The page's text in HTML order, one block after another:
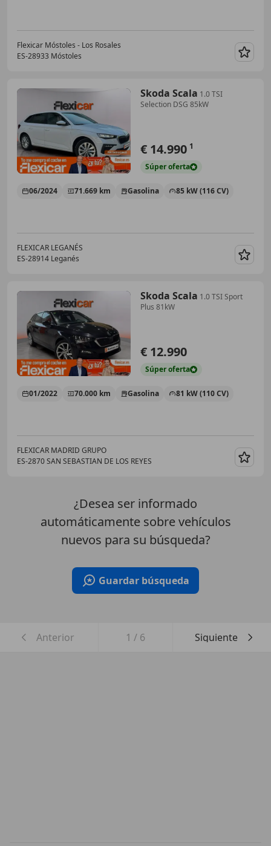
Flexicar Móstoles - Los Rosales
ES-28933 Móstoles
Skoda Scala 1.0 TSI
Selection DSG 85kW
€ 14.990 1
Súperoferta
06/2024 71.669 km Gasolina 85 kW (116 CV)
FLEXICAR LEGANÉS
ES-28914 Leganés
Skoda Scala 1.0 TSI Sport
Plus 81kW
€ 12.990
Súperoferta
01/2022 70.000 km Gasolina 81 kW (110 CV)
FLEXICAR MADRID GRUPO
ES-2870 SAN SEBASTIAN DE LOS REYES
¿Desea ser informado
automáticamente sobre vehículos
nuevos para su búsqueda?
Guardar búsqueda
Anterior 1 / 6 Siguiente